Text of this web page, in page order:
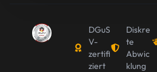
DGuS
V-
zertifi
ziert
Diskre
te
Abwic
klung